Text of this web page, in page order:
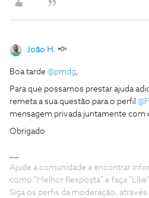
João H.
Boa tarde @pmdg,
Para que possamos prestar ajuda
remeta a sua questão para o perfil
mensagem privada juntamente com
Obrigado
Ajude a comunidade a encontrar
como "Melhor Resposta" e faça
Siga os perfis da moderação,